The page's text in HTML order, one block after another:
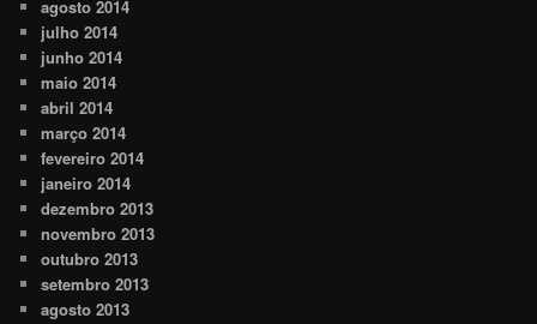
agosto 2014
julho 2014
junho 2014
maio 2014
abril 2014
março 2014
fevereiro 2014
janeiro 2014
dezembro 2013
novembro 2013
outubro 2013
setembro 2013
agosto 2013